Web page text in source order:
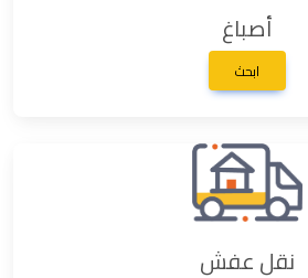
أصباغ
ابحث
نقل عفش